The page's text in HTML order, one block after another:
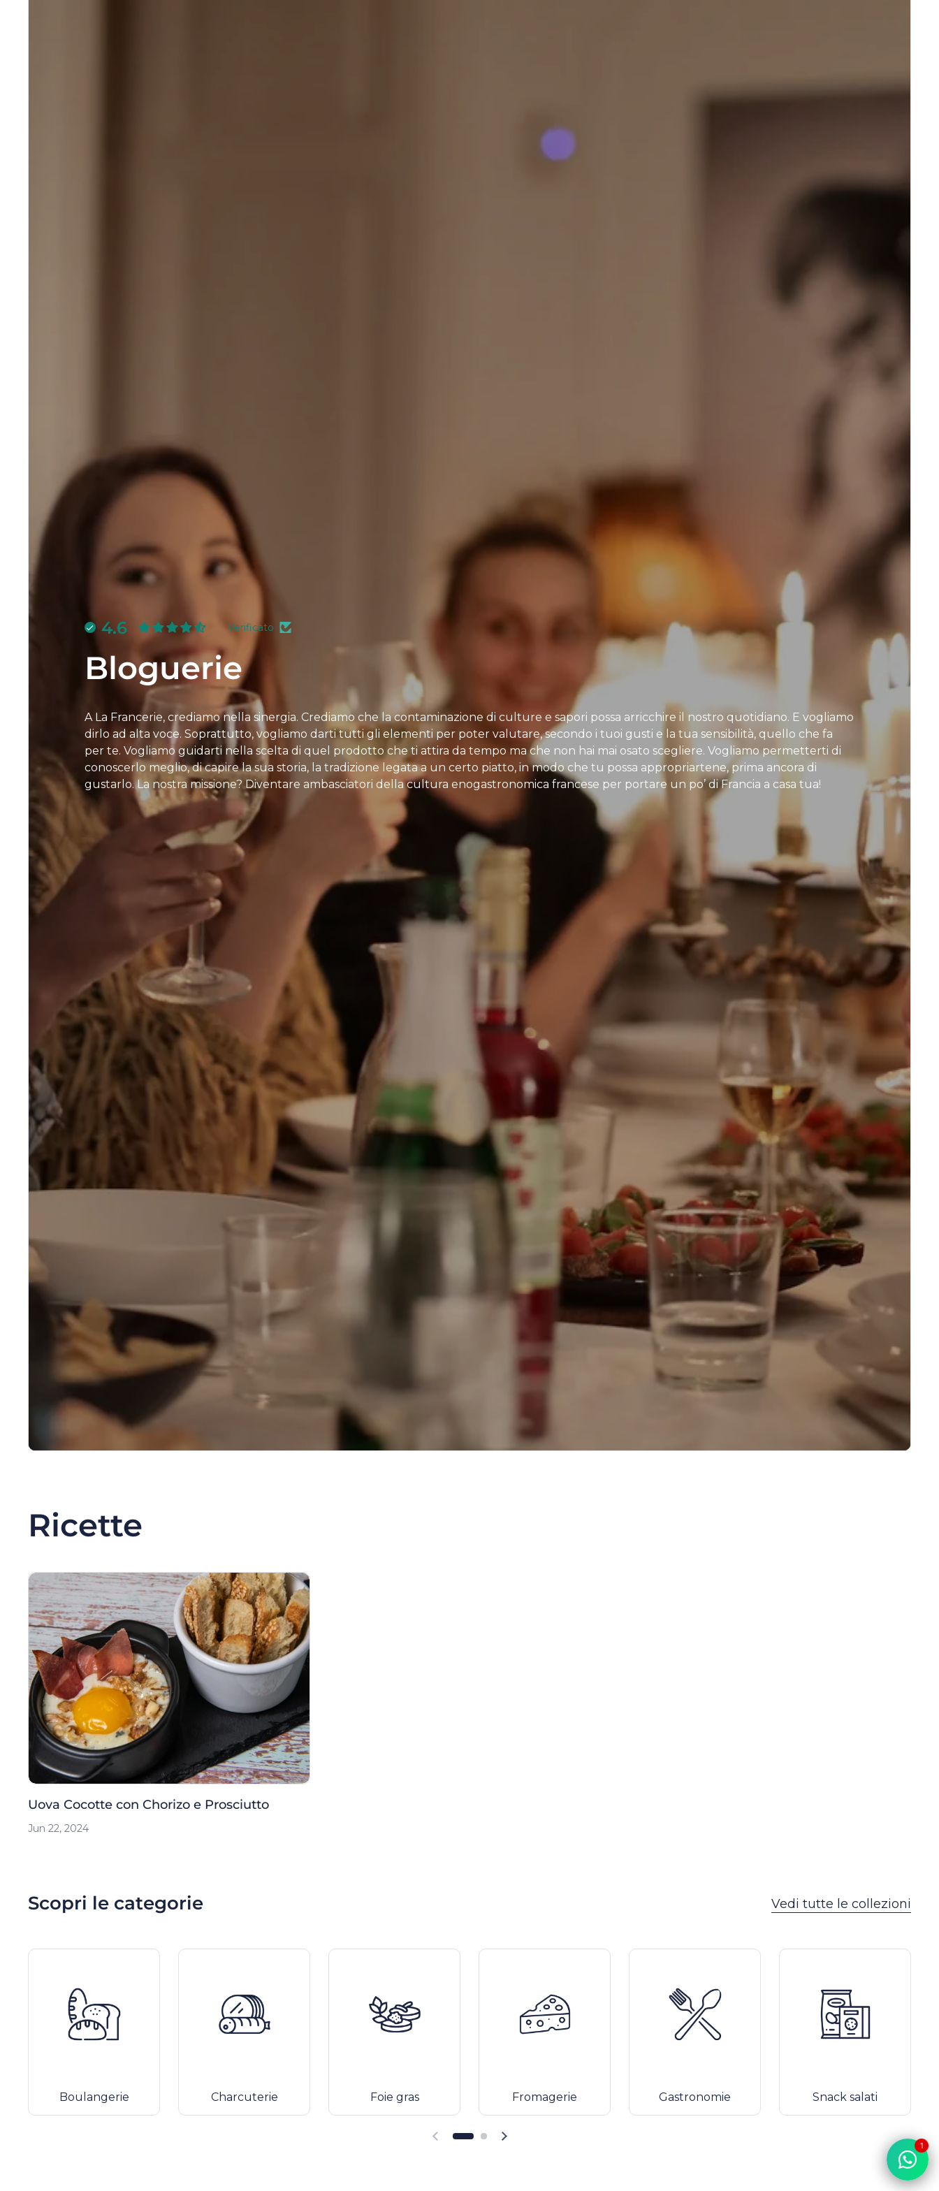
4.6 Verificato
Bloguerie
A La Francerie, crediamo nella sinergia. Crediamo che la contaminazione di culture e sapori possa arricchire il nostro quotidiano. E vogliamo
dirlo ad alta voce. Soprattutto, vogliamo darti tutti gli elementi per poter valutare, secondo i tuoi gusti e la tua sensibilità, quello che fa
per te. Vogliamo guidarti nella scelta di quel prodotto che ti attira da tempo ma che non hai mai osato scegliere. Vogliamo permetterti di
conoscerlo meglio, di capire la sua storia, la tradizione legata a un certo piatto, in modo che tu possa appropriartene, prima ancora di
gustarlo. La nostra missione? Diventare ambasciatori della cultura enogastronomica francese per portare un po’ di Francia a casa tua!
Ricette
Uova Cocotte con Chorizo e Prosciutto
Jun 22, 2024
Scopri le categorie Vedi tutte le collezioni
Boulangerie Charcuterie Foie gras Fromagerie Gastronomie Snack salati
Diapositiva precedente 1